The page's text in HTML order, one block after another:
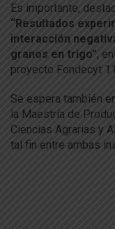
Es importante,
“Resultados
interacción
granos en trigo”,
proyecto Fondecyt
Se espera también
la Maestría de
Ciencias Agrarias y
tal fin entre ambas